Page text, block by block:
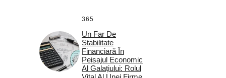
365
Un Far De
Stabilitate
Financiară În
Peisajul Economic
Al Galațiului: Rolul